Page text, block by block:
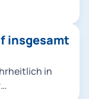
insgesamt
in